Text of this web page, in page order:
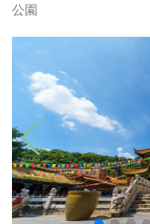
公園